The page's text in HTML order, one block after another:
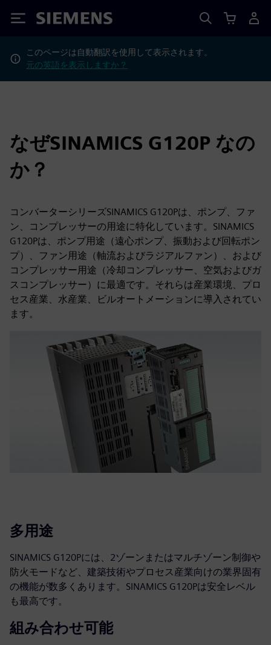
Siemens
このページは自動翻訳を使用して表示されます。
元の英語を表示しますか？
なぜSINAMICS G120P なの
か？
コンバーターシリーズSINAMICS G120Pは、ポンプ、ファ
ン、コンプレッサーの用途に特化しています。SINAMICS
G120Pは、ポンプ用途（遠心ポンプ、振動および回転ポン
プ）、ファン用途（軸流およびラジアルファン）、および
コンプレッサー用途（冷却コンプレッサー、空気およびガ
スコンプレッサー）に最適です。それらは産業環境、プロ
セス産業、水産業、ビルオートメーションに導入されてい
ます。
多用途
SINAMICS G120Pには、2ゾーンまたはマルチゾーン制御や
防火モードなど、建築技術やプロセス産業向けの業界固有
の機能が数多くあります。SINAMICS G120Pは安全レベル
も最高です。
組み合わせ可能